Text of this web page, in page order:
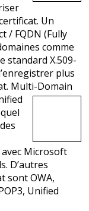
Un
/ FQDN (Fully
comme
standard X.509-
plus
Multi-Domain
Microsoft
D’autres
sont OWA,
Unified